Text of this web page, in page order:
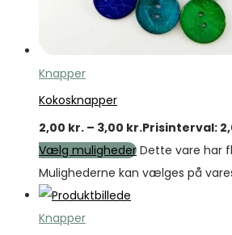
Knapper
Kokosknapper
2,00 kr. – 3,00 kr.Prisinterval:
Vælg muligheder Dette vare har
Mulighederne kan vælges på
Knapper